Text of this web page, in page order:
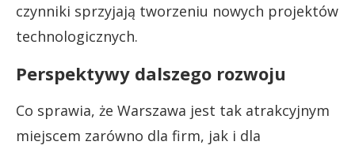
czynniki sprzyjają tworzeniu nowych projektów
technologicznych.
Perspektywy dalszego rozwoju
Co sprawia, że Warszawa jest tak atrakcyjnym
miejscem zarówno dla firm, jak i dla